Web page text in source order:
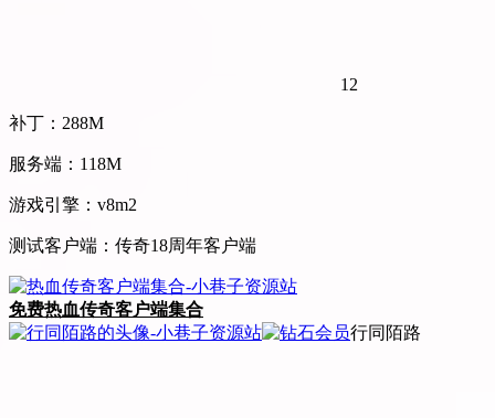
12
补丁：288M
服务端：118M
游戏引擎：v8m2
测试客户端：传奇18周年客户端
免费热血传奇客户端集合
行同陌路